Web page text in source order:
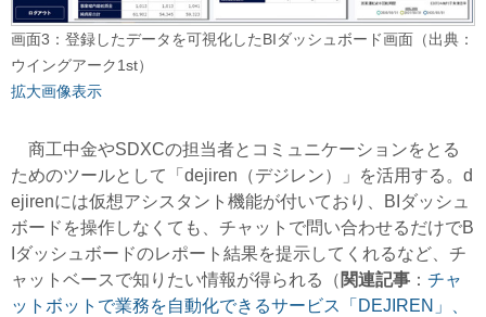
画面3：登録したデータを可視化したBIダッシュボード画面（出典：
ウイングアーク1st）
拡大画像表示
商工中金やSDXCの担当者とコミュニケーションをとる
ためのツールとして「dejiren（デジレン）」を活用する。d
ejirenには仮想アシスタント機能が付いており、BIダッシュ
ボードを操作しなくても、チャットで問い合わせるだけでB
Iダッシュボードのレポート結果を提示してくれるなど、チ
ャットベースで知りたい情報が得られる（ 関連記事 ： チャ
ットボットで業務を自動化できるサービス「DEJIREN」、